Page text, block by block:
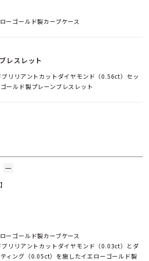
ーゴールド製カーブケース
レスレット
リリアントカットダイヤモンド（0.56ct）セッ
ールド製プレーンブレスレット
ーゴールド製カーブケース
リリアントカットダイヤモンド（0.03ct）とダ
ィング（0.05ct）を施したイエローゴールド製